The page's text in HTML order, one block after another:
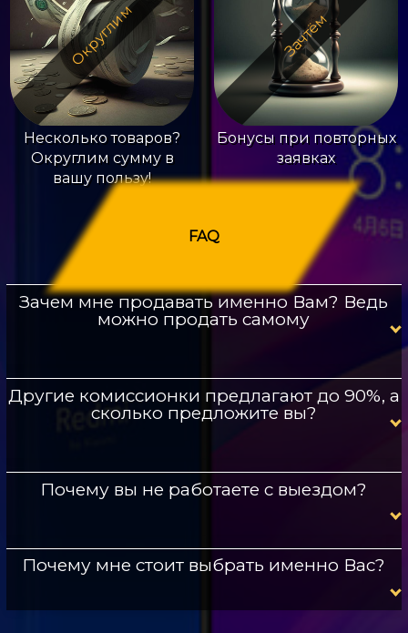
Округлим
Несколько товаров?
Округлим сумму в
вашу пользу!
Зачтём
Бонусы при повторных
заявках
FAQ
Зачем мне продавать именно Вам? Ведь
можно продать самому
Другие комиссионки предлагают до 90%, а
сколько предложите вы?
Почему вы не работаете с выездом?
Почему мне стоит выбрать именно Вас?